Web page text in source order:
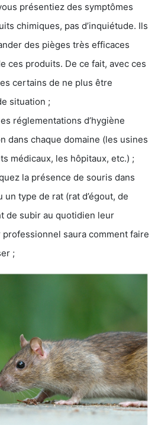
présentiez des symptômes
chimiques, pas d’inquiétude. Ils
des pièges très efficaces
ces produits. De ce fait, avec ces
certains de ne plus être
situation ;
réglementations d’hygiène
dans chaque domaine (les usines
médicaux, les hôpitaux, etc.) ;
la présence de souris dans
type de rat (rat d’égout, de
de subir au quotidien leur
saura comment faire
;